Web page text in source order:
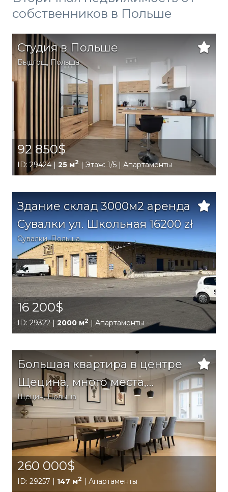
собственников в Польше
Студия в Польше
Быдгощ,Польша
92 850$
ID: 29424 | 25 м2 | Этаж: 1/5 | Апартаменты
Здание склад 3000м2 аренда
Сувалки ул. Школьная 16200 zł
Сувалки,Польша
16 200$
ID: 29322 | 2000 м2 | Апартаменты
Большая квартира в центре
Щецина, много места,
отличное расположение!
Щецин,Польша
260 000$
ID: 29257 | 147 м2 | Апартаменты